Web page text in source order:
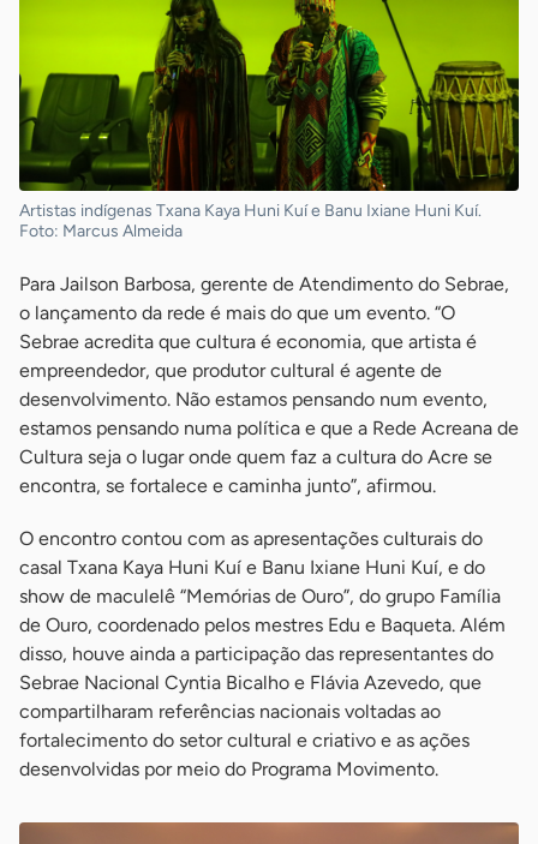
Artistas indígenas Txana Kaya Huni Kuí e Banu Ixiane Huni Kuí.
Foto: Marcus Almeida
Para Jailson Barbosa, gerente de Atendimento do Sebrae,
o lançamento da rede é mais do que um evento. “O
Sebrae acredita que cultura é economia, que artista é
empreendedor, que produtor cultural é agente de
desenvolvimento. Não estamos pensando num evento,
estamos pensando numa política e que a Rede Acreana de
Cultura seja o lugar onde quem faz a cultura do Acre se
encontra, se fortalece e caminha junto”, afirmou.
O encontro contou com as apresentações culturais do
casal Txana Kaya Huni Kuí e Banu Ixiane Huni Kuí, e do
show de maculelê “Memórias de Ouro”, do grupo Família
de Ouro, coordenado pelos mestres Edu e Baqueta. Além
disso, houve ainda a participação das representantes do
Sebrae Nacional Cyntia Bicalho e Flávia Azevedo, que
compartilharam referências nacionais voltadas ao
fortalecimento do setor cultural e criativo e as ações
desenvolvidas por meio do Programa Movimento.